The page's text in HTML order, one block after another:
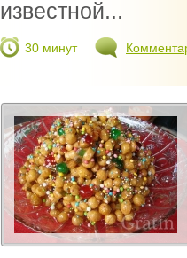
известной...
30 минут